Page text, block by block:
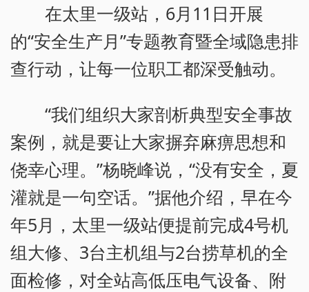
在太里一级站，6月11日开展
的“安全生产月”专题教育暨全域隐患排
查行动，让每一位职工都深受触动。
“我们组织大家剖析典型安全事故
案例，就是要让大家摒弃麻痹思想和
侥幸心理。”杨晓峰说，“没有安全，夏
灌就是一句空话。”据他介绍，早在今
年5月，太里一级站便提前完成4号机
组大修、3台主机组与2台捞草机的全
面检修，对全站高低压电气设备、附